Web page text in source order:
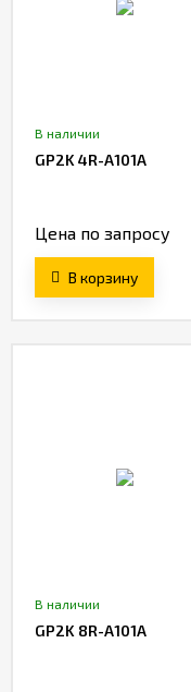
В наличии
GP2K 4R-A101A
Цена по запросу
В корзину
В наличии
GP2K 8R-A101A